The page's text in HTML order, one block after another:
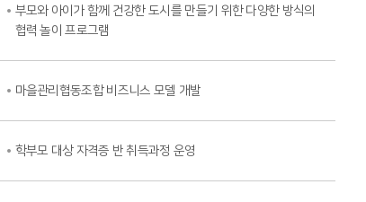
부모와 아이가 함께 건강한 도시를 만들기 위한 다양한 방식의
협력 놀이 프로그램
마을관리협동조합 비즈니스 모델 개발
학부모 대상 자격증 반 취득과정 운영